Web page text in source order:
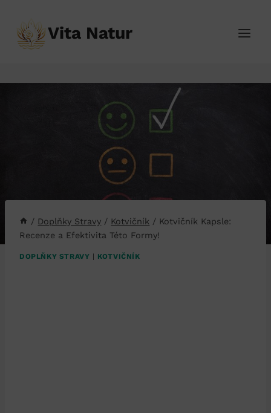
obsah
Vita Natur
/ Doplňky Stravy / Kotvičník / Kotvičník Kapsle:
Recenze a Efektivita Této Formy!
DOPLŇKY STRAVY KOTVIČNÍK